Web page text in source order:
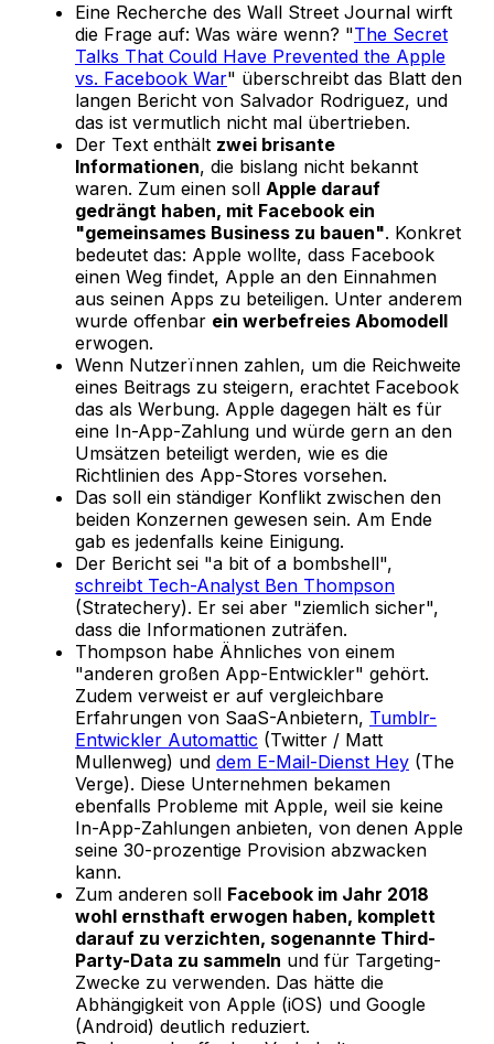
Eine Recherche des Wall Street Journal wirft
die Frage auf: Was wäre wenn? "The Secret
Talks That Could Have Prevented the Apple
vs. Facebook War" überschreibt das Blatt den
langen Bericht von Salvador Rodriguez, und
das ist vermutlich nicht mal übertrieben.
Der Text enthält zwei brisante
Informationen, die bislang nicht bekannt
waren. Zum einen soll Apple darauf
gedrängt haben, mit Facebook ein
"gemeinsames Business zu bauen". Konkret
bedeutet das: Apple wollte, dass Facebook
einen Weg findet, Apple an den Einnahmen
aus seinen Apps zu beteiligen. Unter anderem
wurde offenbar ein werbefreies Abomodell
erwogen.
Wenn Nutzerïnnen zahlen, um die Reichweite
eines Beitrags zu steigern, erachtet Facebook
das als Werbung. Apple dagegen hält es für
eine In-App-Zahlung und würde gern an den
Umsätzen beteiligt werden, wie es die
Richtlinien des App-Stores vorsehen.
Das soll ein ständiger Konflikt zwischen den
beiden Konzernen gewesen sein. Am Ende
gab es jedenfalls keine Einigung.
Der Bericht sei "a bit of a bombshell",
schreibt Tech-Analyst Ben Thompson
(Stratechery). Er sei aber "ziemlich sicher",
dass die Informationen zuträfen.
Thompson habe Ähnliches von einem
"anderen großen App-Entwickler" gehört.
Zudem verweist er auf vergleichbare
Erfahrungen von SaaS-Anbietern, Tumblr-
Entwickler Automattic (Twitter / Matt
Mullenweg) und dem E-Mail-Dienst Hey (The
Verge). Diese Unternehmen bekamen
ebenfalls Probleme mit Apple, weil sie keine
In-App-Zahlungen anbieten, von denen Apple
seine 30-prozentige Provision abzwacken
kann.
Zum anderen soll Facebook im Jahr 2018
wohl ernsthaft erwogen haben, komplett
darauf zu verzichten, sogenannte Third-
Party-Data zu sammeln und für Targeting-
Zwecke zu verwenden. Das hätte die
Abhängigkeit von Apple (iOS) und Google
(Android) deutlich reduziert.